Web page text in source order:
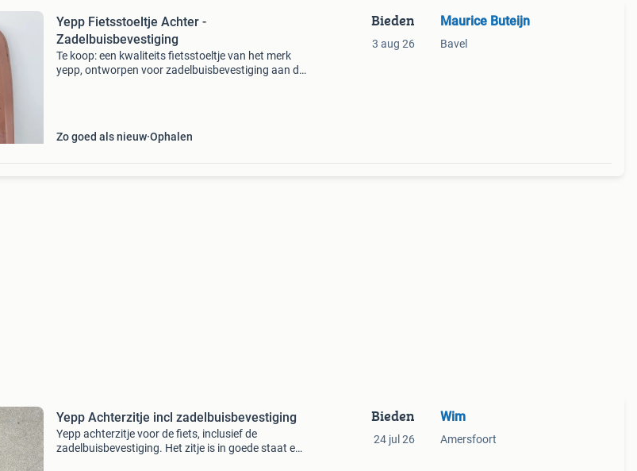
Yepp Fietsstoeltje Achter -
Zadelbuisbevestiging
Te koop: een kwaliteits fietsstoeltje van het merk
yepp, ontworpen voor zadelbuisbevestiging aan de
Zo goed als nieuw Ophalen
Bieden
3 aug 26
Maurice Buteijn
Bavel
Yepp Achterzitje incl zadelbuisbevestiging
Yepp achterzitje voor de fiets, inclusief de
zadelbuisbevestiging. Het zitje is in goede staat en
Bieden
24 jul 26
Wim
Amersfoort